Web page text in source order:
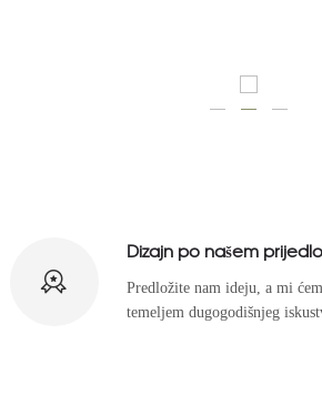
Dizajn po našem
Predložite nam ideju, a mi
temeljem dugogodišnjeg